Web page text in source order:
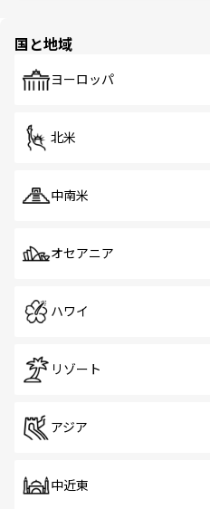
で、ホーカーズは地元
国と地域
ヨーロッパ
北米
中南米
オセアニア
ハワイ
リゾート
アジア
中近東